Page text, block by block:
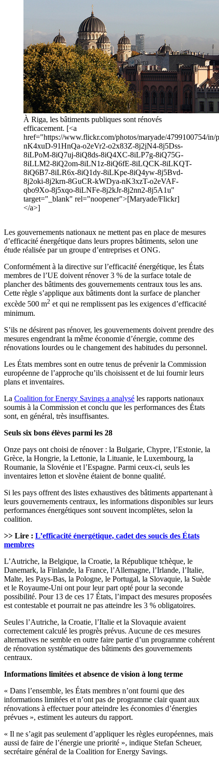
À Riga, les bâtiments publiques sont rénovés
efficacement. [<a
href="https://www.flickr.com/photos/maryade/4799100754/in/
nK4xuD-91HnQa-o2eVr2-o2x83Z-8j2jN4-8j5Dss-
8iLPoM-8iQ7uj-8iQ8ds-8iQ4XC-8iLP7g-8iQ75G-
8iLLM2-8iQ2om-8iLN1z-8iQ6fE-8iLQCK-8iLKQT-
8iQ6B7-8iLR6x-8iQ1dy-8iLKpe-8iQ4yw-8j5Bvd-
8j2oki-8j2krn-8GuCR-kWDya-nK3xzT-o2eVAF-
qbo9Xo-8j5xqo-8iLNFe-8j2kJr-8j2nn2-8j5A1u"
target="_blank" rel="noopener">[Maryade/Flickr]
</a>]
Les gouvernements nationaux ne mettent pas en place de mesures
d’efficacité énergétique dans leurs propres bâtiments, selon une
étude réalisée par un groupe d’entreprises et ONG.
Conformément à la directive sur l’efficacité énergétique, les États
membres de l’UE doivent rénover 3 % de la surface totale de
plancher des bâtiments des gouvernements centraux tous les ans.
Cette règle s’applique aux bâtiments dont la surface de plancher
excède 500 m2 et qui ne remplissent pas les exigences d’efficacité
minimum.
S’ils ne désirent pas rénover, les gouvernements doivent prendre des
mesures engendrant la même économie d’énergie, comme des
rénovations lourdes ou le changement des habitudes du personnel.
Les États membres sont en outre tenus de prévenir la Commission
européenne de l’approche qu’ils choisissent et de lui fournir leurs
plans et inventaires.
La Coalition for Energy Savings a analysé les rapports nationaux
soumis à la Commission et conclu que les performances des États
sont, en général, très insuffisantes.
Seuls six bons élèves parmi les 28
Onze pays ont choisi de rénover : la Bulgarie, Chypre, l’Estonie, la
Grèce, la Hongrie, la Lettonie, la Lituanie, le Luxembourg, la
Roumanie, la Slovénie et l’Espagne. Parmi ceux-ci, seuls les
inventaires letton et slovène étaient de bonne qualité.
Si les pays offrent des listes exhaustives des bâtiments appartenant à
leurs gouvernements centraux, les informations disponibles sur leurs
performances énergétiques sont souvent incomplètes, selon la
coalition.
>> Lire : L’efficacité énergétique, cadet des soucis des États
membres
L’Autriche, la Belgique, la Croatie, la République tchèque, le
Danemark, la Finlande, la France, l’Allemagne, l’Irlande, l’Italie,
Malte, les Pays-Bas, la Pologne, le Portugal, la Slovaquie, la Suède
et le Royaume-Uni ont pour leur part opté pour la seconde
possibilité. Pour 13 de ces 17 États, l’impact des mesures proposées
est contestable et pourrait ne pas atteindre les 3 % obligatoires.
Seules l’Autriche, la Croatie, l’Italie et la Slovaquie avaient
correctement calculé les progrès prévus. Aucune de ces mesures
alternatives ne semble en outre faire partie d’un programme cohérent
de rénovation systématique des bâtiments des gouvernements
centraux.
Informations limitées et absence de vision à long terme
« Dans l’ensemble, les États membres n’ont fourni que des
informations limitées et n’ont pas de programme clair quant aux
rénovations à effectuer pour atteindre les économies d’énergies
prévues », estiment les auteurs du rapport.
« Il ne s’agit pas seulement d’appliquer les règles européennes, mais
aussi de faire de l’énergie une priorité », indique Stefan Scheuer,
secrétaire général de la Coalition for Energy Savings.